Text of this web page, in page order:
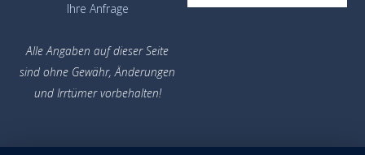
Ihre Anfrage
Alle Angaben auf dieser Seite
sind ohne Gewähr,Änderungen
und Irrtümer vorbehalten!